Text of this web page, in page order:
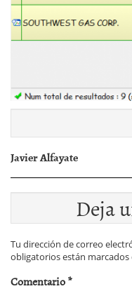
Javier Alfayate
Deja
Tu dirección de correo
obligatorios están marcados
Comentario*